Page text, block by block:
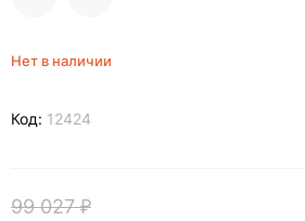
Нет в наличии
Код: 12424
99 027 ₽